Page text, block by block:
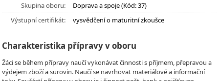
Skupina oboru:
Doprava a spoje (Kód: 37)
Výstupní certifikát:
vysvědčení o maturitní zkoušce
Charakteristika přípravy v oboru
Žáci se během přípravy naučí vykonávat činnosti s příjmem, přepravou a
výdejem zboží a surovin. Naučí se navrhovat materiálové a informační